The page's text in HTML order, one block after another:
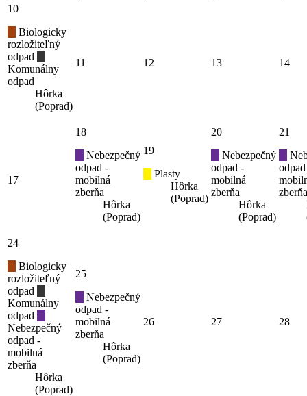
10
Biologicky
rozložiteľný
odpad
Komunálny
odpad
Hôrka
(Poprad)
11 12 13 14
17
18
Nebezpečný
odpad -
mobilná
zberňa
Hôrka
(Poprad)
19
Plasty
Hôrka
(Poprad)
20
Nebezpečný
odpad -
mobilná
zberňa
Hôrka
(Poprad)
21
zberňa
24
Biologicky
rozložiteľný
odpad
Komunálny
odpad
Nebezpečný
odpad -
mobilná
zberňa
Hôrka
(Poprad)
25
Nebezpečný
odpad -
mobilná
zberňa
Hôrka
(Poprad)
26 27 28